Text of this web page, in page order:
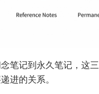
笔记到永久笔记，这
进的关系。